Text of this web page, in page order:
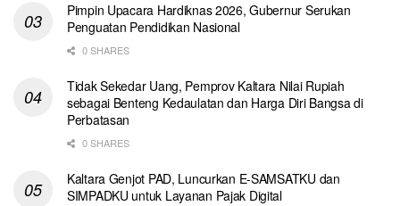
Pimpin Upacara Hardiknas 2026, Gubernur Serukan
Penguatan Pendidikan Nasional
0 SHARES
Tidak Sekedar Uang, Pemprov Kaltara Nilai Rupiah
sebagai Benteng Kedaulatan dan Harga Diri Bangsa di
Perbatasan
0 SHARES
Kaltara Genjot PAD, Luncurkan E-SAMSATKU dan
SIMPADKU untuk Layanan Pajak Digital